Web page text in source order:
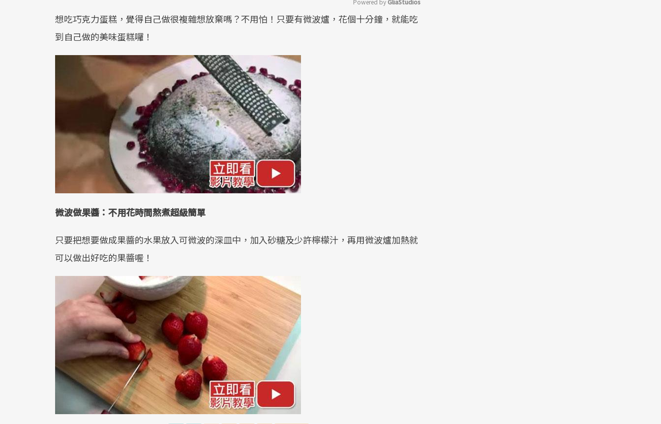
Powered by GliaStudios
想吃巧克力蛋糕，覺得自己做很複雜想放棄嗎？不用怕！只要有微波爐，花個十分鐘，就能吃
到自己做的美味蛋糕囉！
微波做果醬：不用花時間熬煮超級簡單
只要把想要做成果醬的水果放入可微波的深皿中，加入砂糖及少許檸檬汁，再用微波爐加熱就
可以做出好吃的果醬喔！